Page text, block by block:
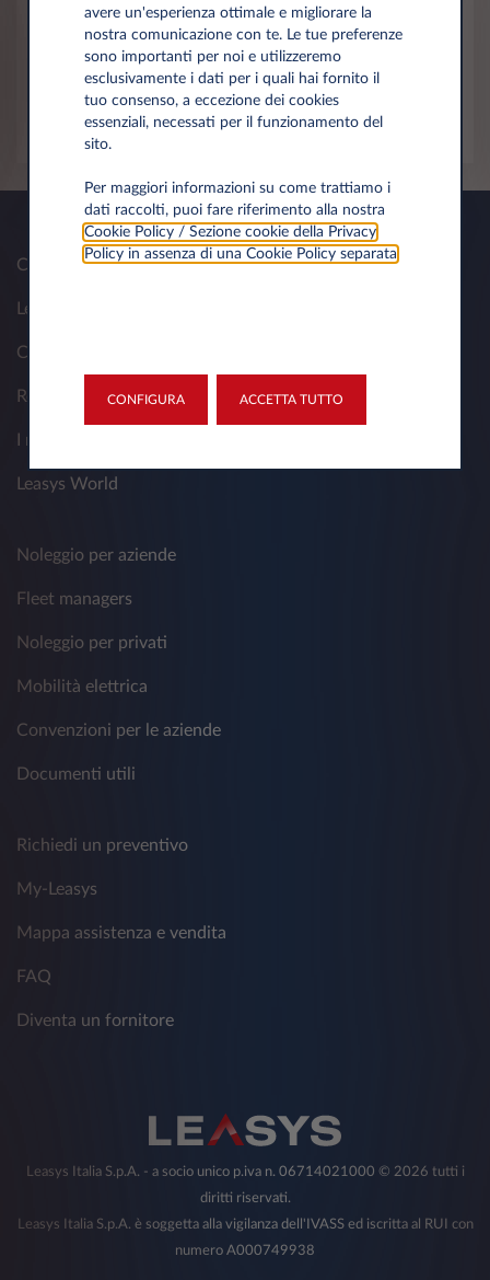
TITOLARI DI REDDITO DA LAVORO
AUTONOMO
AGENTI E RAPPRESENTANTI
Chi siamo
Le nostre soluzioni
Contatti
Reclami
I nostri prodotti
Leasys World
Noleggio per aziende
Fleet managers
Noleggio per privati
Mobilità elettrica
Convenzioni per le aziende
Documenti utili
Richiedi un preventivo
My-Leasys
Mappa assistenza e vendita
FAQ
Diventa un fornitore
Leasys Italia S.p.A. - a socio unico p.iva n. 06714021000 © 2026 tutti i
diritti riservati.
Leasys Italia S.p.A. è soggetta alla vigilanza dell'IVASS ed iscritta al RUI con
numero A000749938
avere un'esperienza ottimale e migliorare la
nostra comunicazione con te. Le tue preferenze
sono importanti per noi e utilizzeremo
esclusivamente i dati per i quali hai fornito il
tuo consenso, a eccezione dei cookies
essenziali, necessati per il funzionamento del
sito.
Per maggiori informazioni su come trattiamo i
dati raccolti, puoi fare riferimento alla nostra
Cookie Policy / Sezione cookie della Privacy
Policy in assenza di una Cookie Policy separata
CONFIGURA ACCETTA TUTTO